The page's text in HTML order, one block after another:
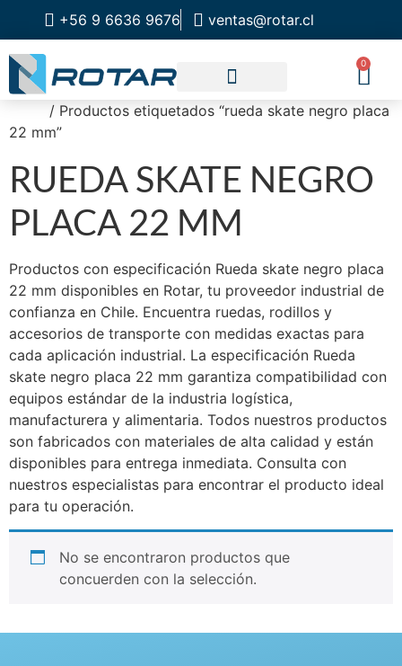
+56 9 6636 9676 ventas@rotar.cl
0
/ Productos etiquetados “rueda skate negro placa
22 mm”
RUEDA SKATE NEGRO
PLACA 22 MM
Productos con especificación Rueda skate negro placa
22 mm disponibles en Rotar, tu proveedor industrial de
confianza en Chile. Encuentra ruedas, rodillos y
accesorios de transporte con medidas exactas para
cada aplicación industrial. La especificación Rueda
skate negro placa 22 mm garantiza compatibilidad con
equipos estándar de la industria logística,
manufacturera y alimentaria. Todos nuestros productos
son fabricados con materiales de alta calidad y están
disponibles para entrega inmediata. Consulta con
nuestros especialistas para encontrar el producto ideal
para tu operación.
No se encontraron productos que
concuerden con la selección.